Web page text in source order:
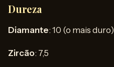
Dureza
Diamante: 10 (o mais duro)
Zircão: 7,5